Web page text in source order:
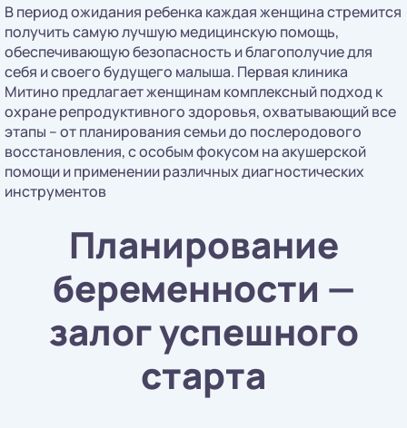
В период ожидания ребенка каждая женщина стремится
получить самую лучшую медицинскую помощь,
обеспечивающую безопасность и благополучие для
себя и своего будущего малыша. Первая клиника
Митино предлагает женщинам комплексный подход к
охране репродуктивного здоровья, охватывающий все
этапы – от планирования семьи до послеродового
восстановления, с особым фокусом на акушерской
помощи и применении различных диагностических
инструментов
Планирование
беременности —
залог успешного
старта